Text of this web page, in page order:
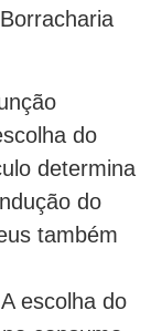
do
determina
do
também
escolha do